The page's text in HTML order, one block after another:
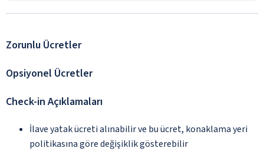
Zorunlu Ücretler
Opsiyonel Ücretler
Check-in Açıklamaları
İlave yatak ücreti alınabilir ve bu ücret, konaklama yeri
politikasına göre değişiklik gösterebilir